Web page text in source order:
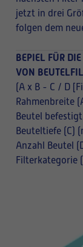
jetzt in drei
folgen dem
BEPIEL FÜR
VON
(A x B - C / D
Rahmenbreite
Beutel
Beuteltiefe (C)
Anzahl Beutel
Filterkategorie